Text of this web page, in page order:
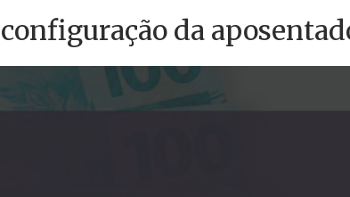
da